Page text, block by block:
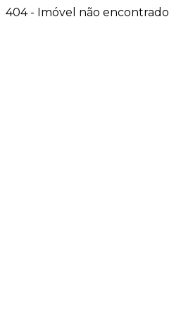
404 - Imóvel não encontrado